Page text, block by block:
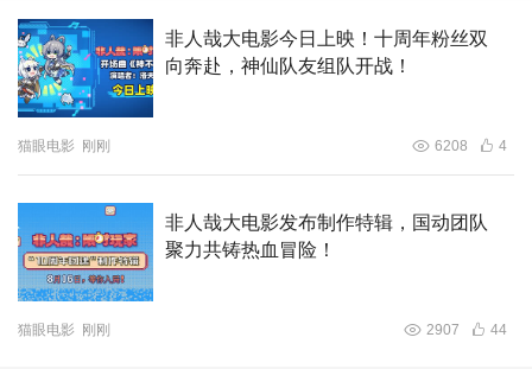
非人哉IP再拓新篇，大银幕盛宴待开启！
此次剧场版《非人哉：限时玩家》不只是从小荧屏到大银幕
的跨越，更是一次全新的冒险，一场老朋友们的重逢。电影
由王利文、载水
联合执导，载水编剧，原班配音演员悉数回
归；全新的游戏世界设定带来奇妙体验 —— 当神仙变成 “游
戏新手”，当传统神话遇上虚拟冒险，碰撞出的是既熟悉又
新鲜的奇妙火花。
非人哉大电影今日上映！十周年粉丝双
向奔赴，神仙队友组队开战！
猫眼电影 刚刚 6208 4
非人哉大电影发布制作特辑，国动团队
聚力共铸热血冒险！
猫眼电影 刚刚 2907 44